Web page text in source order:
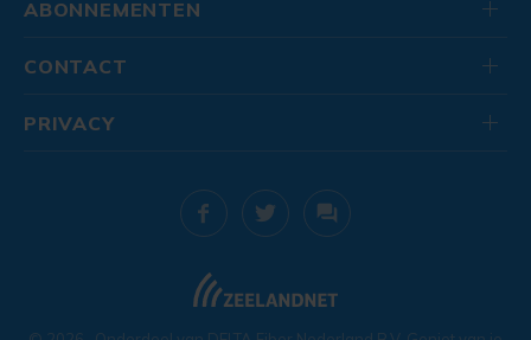
ABONNEMENTEN
CONTACT
PRIVACY